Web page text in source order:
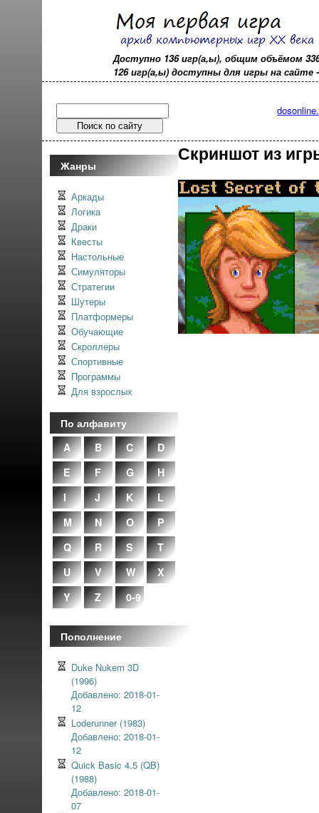
Доступно 136 игр(а,ы), общим объёмом
126 игр(а,ы) доступны для игры на сайте
Жанры
Аркады
Логика
Драки
Квесты
Настольные
Симуляторы
Стратегии
Шутеры
Платформеры
Обучающие
Скроллеры
Спортивные
Программы
Для взрослых
По алфавиту
A
B C
D
E
F G
H
I
J K
L
M
N O
P
Q
R S
T
U
V W
X
Y
Z 0-9
Пополнение
Duke Nukem 3D
(1996)
Добавлено: 2018-01-
12
Loderunner (1983)
Добавлено: 2018-01-
12
Quick Basic 4.5 (QB)
(1988)
Добавлено: 2018-01-
07
Скриншот из